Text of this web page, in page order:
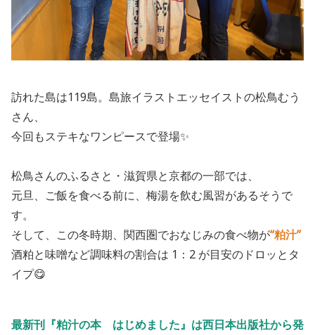
訪れた島は119島。島旅イラストエッセイストの松鳥むう
さん、
今回もステキなワンピースで登場✨
松鳥さんのふるさと・滋賀県と京都の一部では、
元旦、ご飯を食べる前に、梅湯を飲む風習があるそうで
す。
そして、この冬時期、関西圏でおなじみの食べ物が“粕汁”
酒粕と味噌など調味料の割合は 1：2 が目安のドロッとタ
イプ😋
最新刊『粕汁の本 はじめました』は西日本出版社から発